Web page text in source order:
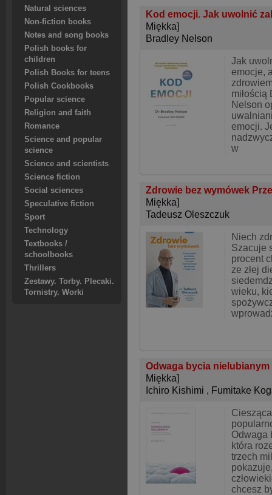
Natural sciences
Non-fiction books
Notes and song books
Polish books for
children
Polish Books for teens
Polish Cookbooks
Popular science
Religion and faith
Romance
Science and popular
science
Science and scientists
Science fiction
Social sciences
Speculative fiction
Sport
Technology
Textbooks /
schoolbooks
Thrillers
Zestawy. Torby. Plecaki.
Tornistry. Worki
Kod emocji. Jak uwolnić
Miękka]
Bradley Nelson
Jak
emocje,
miłością
Nelson
emocji.
w
Zdrowie bez wymówek
Miękka]
Tadeusz Oleszczuk
Niech
Szacuje
procent
ze złej
wieku,
Odwaga bycia
Miękka]
Ichiro Kishimi , Fumitake
Odwaga
która
trzech
chcesz